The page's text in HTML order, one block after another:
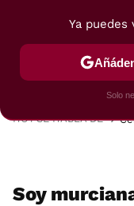
POSTRES
HOY SE HABLA DE
Soy
Ya puedes
Solo